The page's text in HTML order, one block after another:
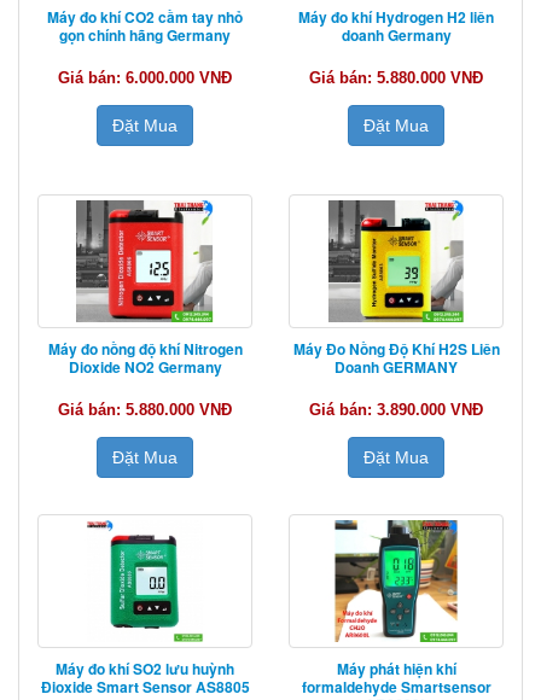
Máy đo khí CO2 cầm tay nhỏ
gọn chính hãng Germany
Giá bán: 6.000.000 VNĐ
Đặt Mua
Máy đo khí Hydrogen H2 liên
doanh Germany
Giá bán: 5.880.000 VNĐ
Đặt Mua
Máy đo nồng độ khí Nitrogen
Dioxide NO2 Germany
Giá bán: 5.880.000 VNĐ
Đặt Mua
Máy Đo Nồng Độ Khí H2S Liên
Doanh GERMANY
Giá bán: 3.890.000 VNĐ
Đặt Mua
Máy đo khí SO2 lưu huỳnh
Đioxide Smart Sensor AS8805
Máy phát hiện khí
formaldehyde Smartsensor